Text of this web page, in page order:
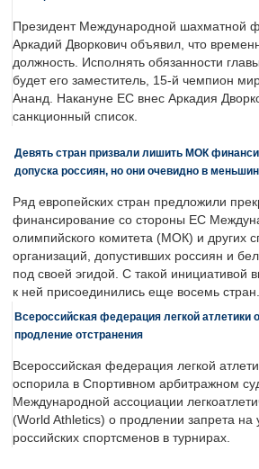
Президент Международной шахматной
Аркадий Дворкович объявил, что
должность. Исполнять обязанности
будет его заместитель, 15-й чемпион
Ананд. Накануне ЕС внес Аркадия
санкционный список.
Девять стран призвали лишить МОК
допуска россиян, но они очевидно в
Ряд европейских стран предложили
финансирование со стороны ЕС
олимпийского комитета (МОК) и других
организаций, допустивших россиян и
под своей эгидой. С такой инициативой
к ней присоединились еще восемь стран.
Всероссийская федерация легкой атлетики
продление отстранения
Всероссийская федерация легкой
оспорила в Спортивном арбитражном
Международной ассоциации
(World Athletics) о продлении запрета на
российских спортсменов в турнирах.